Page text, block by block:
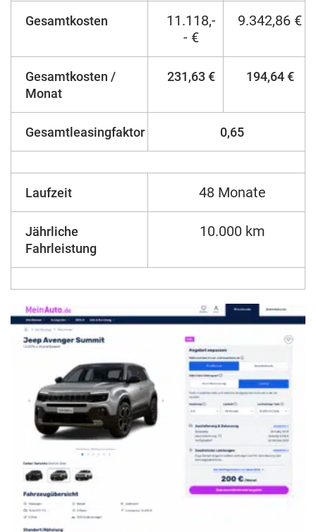
Gesamtkosten
11.118,-
- €
9.342,86 €
Gesamtkosten /
Monat
231,63 € 194,64 €
Gesamtleasingfaktor 0,65
Laufzeit 48 Monate
Jährliche
Fahrleistung
10.000 km